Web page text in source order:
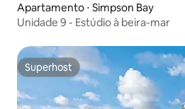
Apartamento ⋅ Simpson Bay
Unidade 9 - Estúdio à beira-mar
Superhost
Superhost